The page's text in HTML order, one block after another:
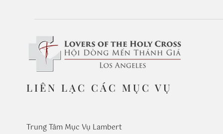
LIÊN LẠC CÁC MỤC VỤ
Trung Tâm Mục Vụ Lambert